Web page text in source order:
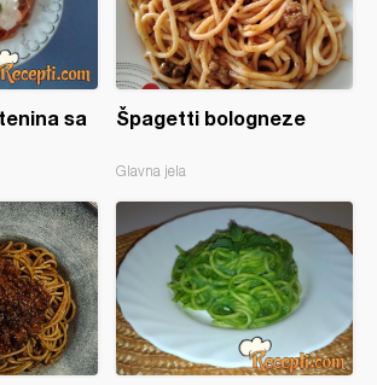
sa
Špagetti bologneze
Glavna jela